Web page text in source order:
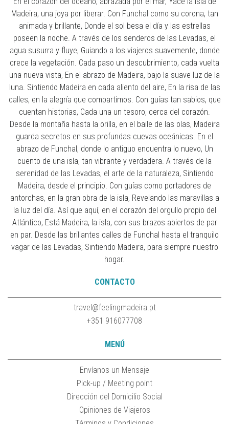
Madeira, una joya por liberar. Con Funchal como su corona, tan
animada y brillante, Donde el sol besa el día y las estrellas
poseen la noche. A través de los senderos de las Levadas, el
agua susurra y fluye, Guiando a los viajeros suavemente, donde
crece la vegetación. Cada paso un descubrimiento, cada vuelta
una nueva vista, En el abrazo de Madeira, bajo la suave luz de la
luna. Sintiendo Madeira en cada aliento del aire, En la risa de las
calles, en la alegría que compartimos. Con guías tan sabios, que
cuentan historias, Cada una un tesoro, cerca del corazón.
Desde la montaña hasta la orilla, en el baile de las olas, Madeira
guarda secretos en sus profundas cuevas oceánicas. En el
abrazo de Funchal, donde lo antiguo encuentra lo nuevo, Un
cuento de una isla, tan vibrante y verdadera. A través de la
serenidad de las Levadas, el arte de la naturaleza, Sintiendo
Madeira, desde el principio. Con guías como portadores de
antorchas, en la gran obra de la isla, Revelando las maravillas a
la luz del día. Así que aquí, en el corazón del orgullo propio del
Atlántico, Está Madeira, la isla, con sus brazos abiertos de par
en par. Desde las brillantes calles de Funchal hasta el tranquilo
vagar de las Levadas, Sintiendo Madeira, para siempre nuestro
hogar.
CONTACTO
travel@feelingmadeira.pt
+351 916077708
MENÚ
Envíanos un Mensaje
Pick-up / Meeting point
Dirección del Domicilio Social
Opiniones de Viajeros